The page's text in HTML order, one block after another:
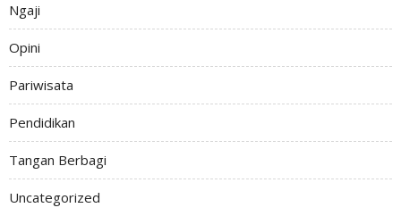
Ngaji
Opini
Pariwisata
Pendidikan
Tangan Berbagi
Uncategorized